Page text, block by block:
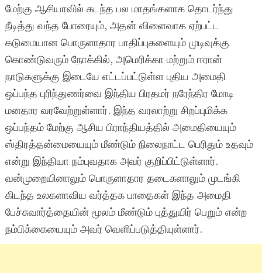
மேற்கு ஆசியாவில் கடந்த பல மாதங்களாக தொடர்ந்து
நீடித்து வந்த போரையும், அதன் விளைவாக ஏற்பட்ட
கடுமையான பொருளாதார பாதிப்புகளையும் முடிவுக்கு
கொண்டுவரும் நோக்கில், அமெரிக்கா மற்றும் ஈரான்
நாடுகளுக்கு இடையே எட்டப்பட்டுள்ள புதிய அமைதி
ஒப்பந்த புரிந்துணர்வை இந்திய பிரதமர் நரேந்திர மோடி
மனதார வரவேற்றுள்ளார். இந்த வரலாற்று சிறப்புமிக்க
ஒப்பந்தம் மேற்கு ஆசிய பிராந்தியத்தில் அமைதியையும்
ஸ்திரத்தன்மையையும் மீண்டும் நிலைநாட்ட பெரிதும் உதவும்
என்று இந்தியா நம்புவதாக அவர் குறிப்பிட்டுள்ளார்.
வன்முறையினாலும் பொருளாதார தடைகளாலும் முடங்கி
கிடந்த உலகளாவிய வர்த்தக பாதைகள் இந்த அமைதி
பேச்சுவார்த்தையின் மூலம் மீண்டும் புத்துயிர் பெறும் என்ற
நம்பிக்கையையும் அவர் வெளிப்படுத்தியுள்ளார்.